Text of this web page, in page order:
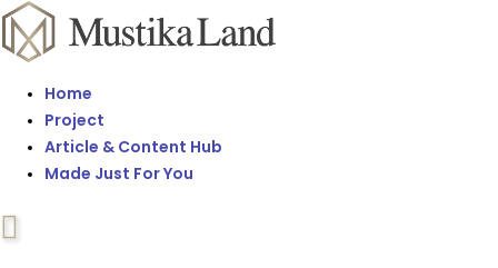
Home
Project
Article & Content Hub
Made Just For You